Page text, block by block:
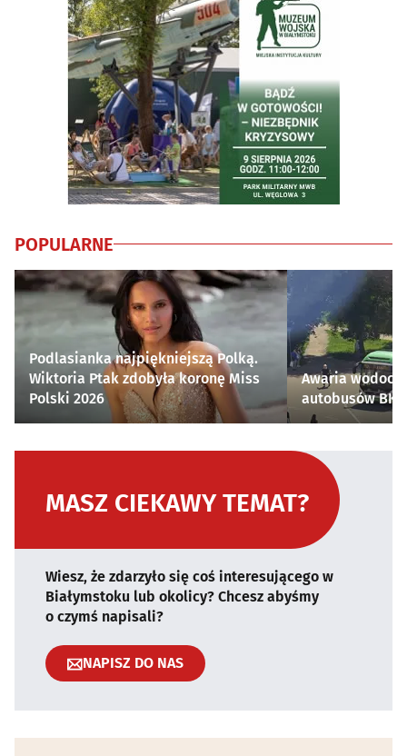
POPULARNE
Podlasianka najpiękniejszą Polką.
Wiktoria Ptak zdobyła koronę Miss
Polski 2026
Awaria
autobusów
MASZ CIEKAWY TEMAT?
Wiesz, że zdarzyło się coś interesującego w
Białymstoku lub okolicy? Chcesz abyśmy
o czymś napisali?
NAPISZ DO NAS